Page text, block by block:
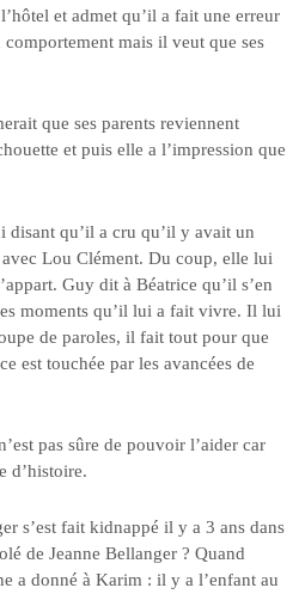
et admet qu’il a fait une erreur
comportement mais il veut que ses
que ses parents reviennent
et puis elle a l’impression que
qu’il a cru qu’il y avait un
Lou Clément. Du coup, elle lui
Guy dit à Béatrice qu’il s’en
moments qu’il lui a fait vivre. Il lui
de paroles, il fait tout pour que
est touchée par les avancées de
pas sûre de pouvoir l’aider car
d’histoire.
s’est fait kidnappé il y a 3 ans dans
de Jeanne Bellanger ? Quand
a donné à Karim : il y a l’enfant au